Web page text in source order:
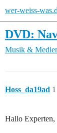
wer-weiss-
DVD:
Musik &
Hoss_da19ad 1
Hallo Experten,